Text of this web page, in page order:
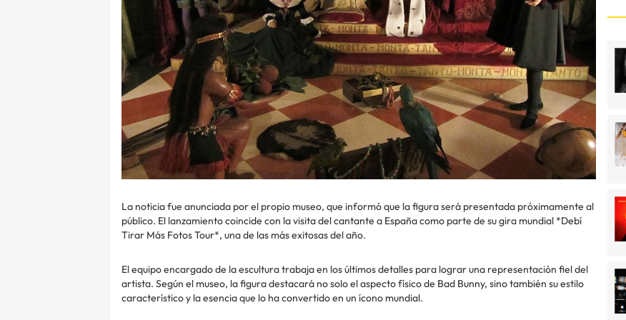
La noticia fue anunciada por el propio museo, que informó que la figura será presentada próximamente al
público. El lanzamiento coincide con la visita del cantante a España como parte de su gira mundial *Debí
Tirar Más Fotos Tour*, una de las más exitosas del año.
El equipo encargado de la escultura trabaja en los últimos detalles para lograr una representación fiel del
artista. Según el museo, la figura destacará no solo el aspecto físico de Bad Bunny, sino también su estilo
característico y la esencia que lo ha convertido en un ícono mundial.